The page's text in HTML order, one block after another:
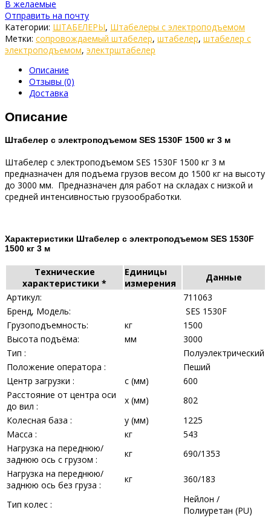
В желаемые
Отправить на почту
Категории: ШТАБЕЛЕРЫ, Штабелеры с электроподъемом
Метки: сопровождаемый штабелер, штабелер, штабелер с
электроподъемом, электрштабелер
Описание
Отзывы (0)
Доставка
Описание
Штабелер с электроподъемом SES 1530F 1500 кг 3 м
Штабелер с электроподъемом SES 1530F 1500 кг 3 м
предназначен для подъема грузов весом до 1500 кг на высоту
до 3000 мм. Предназначен для работ на складах с низкой и
средней интенсивностью грузообработки.
Характеристики Штабелер с электроподъемом SES 1530F
1500 кг 3 м
Технические
характеристики *
Единицы
измерения
Данные
Артикул:
711063
Бренд, Модель:
SES 1530F
Грузоподъемность:
кг
1500
Высота подъёма:
мм
3000
Тип :
Полуэлектрический
Положение оператора :
Пеший
Центр загрузки :
с (мм)
600
Расстояние от центра оси
до вил :
x (мм)
802
Колесная база :
y (мм)
1225
Масса :
кг
543
Нагрузка на переднюю/
заднюю ось с грузом :
кг
690/1353
Нагрузка на переднюю/
заднюю ось без груза :
кг 360/183
Тип колес :
Нейлон /
Полиуретан (PU)